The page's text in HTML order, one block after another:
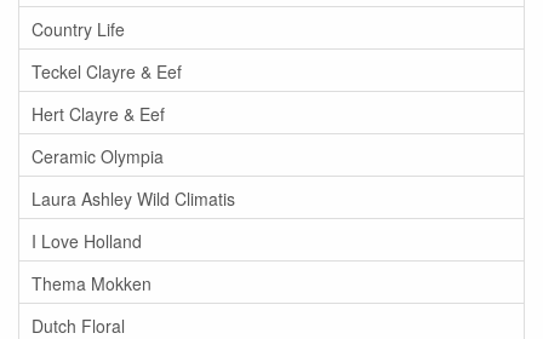
Country Life
Teckel Clayre & Eef
Hert Clayre & Eef
Ceramic Olympia
Laura Ashley Wild Climatis
I Love Holland
Thema Mokken
Dutch Floral